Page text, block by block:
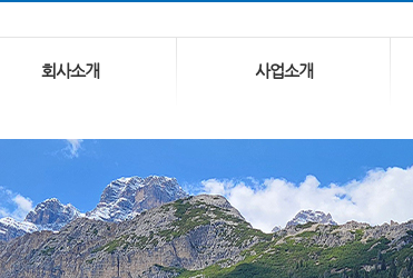
회사소개 사업소개